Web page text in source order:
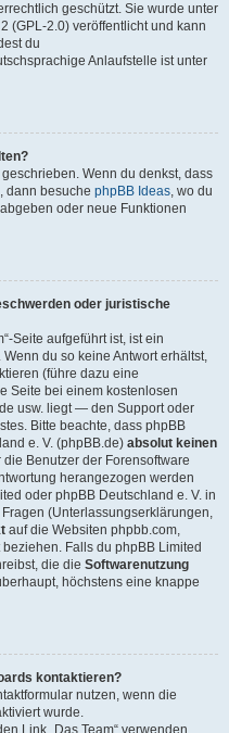
geschützt. Sie wurde unter
(GPL-2.0) veröffentlicht und kann
du
Anlaufstelle ist unter
Wenn du denkst, dass
dann besuche phpBB Ideas, wo du
oder neue Funktionen
oder juristische
Seite aufgeführt ist, ist ein
du so keine Antwort erhältst,
(führe dazu eine
Seite bei einem kostenlosen
usw. liegt — den Support oder
Bitte beachte, dass phpBB
e. V. (phpBB.de) absolut keinen
Benutzer der Forensoftware
herangezogen werden
oder phpBB Deutschland e. V. in
(Unterlassungserklärungen,
auf die Websiten phpbb.com,
Falls du phpBB Limited
die die Softwarenutzung
höchstens eine knappe
kontaktieren?
nutzen, wenn die
wurde.
Link „Das Team“ verwenden.